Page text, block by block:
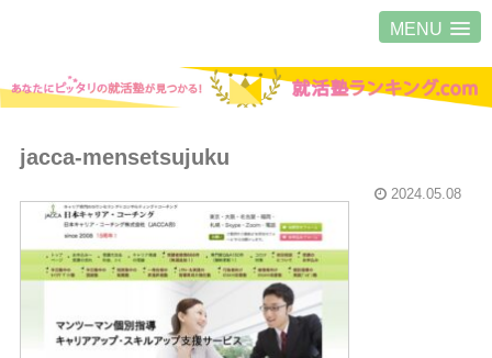
MENU
jacca-mensetsujuku
2024.05.08